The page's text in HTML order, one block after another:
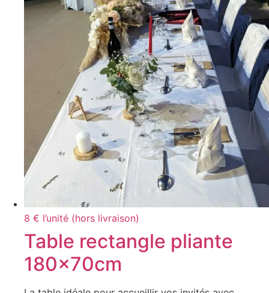
8 € l’unité (hors livraison)
Table rectangle pliante
180x70cm